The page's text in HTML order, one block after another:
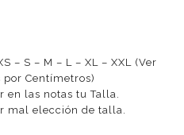
– S – M – L – XL – XXL (Ver
por Centímetros)
las notas tu Talla.
mal elección de talla.